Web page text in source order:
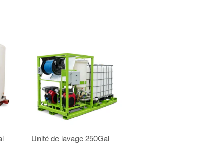
Unité de lavage 250Gal